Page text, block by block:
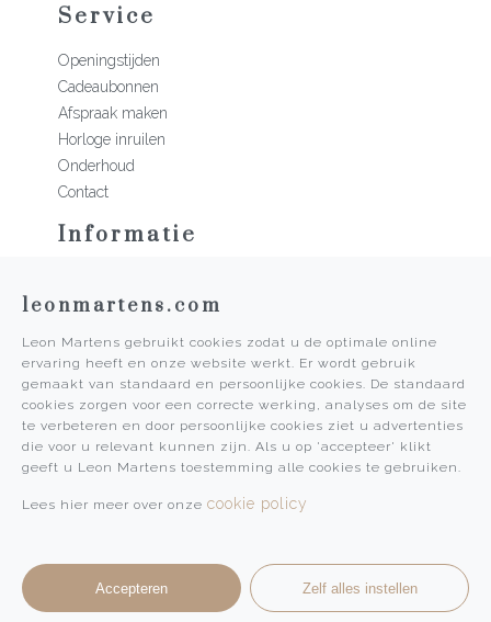
Service
Openingstijden
Cadeaubonnen
Afspraak maken
Horloge inruilen
Onderhoud
Contact
Informatie
Historie
Algemene voorwaarden
Privacy Policy
Pers
Leon Martens
Leon Martens Juwelier
leonmartens.com
Leon Martens gebruikt cookies zodat u de optimale online
ervaring heeft en onze website werkt. Er wordt gebruik
gemaakt van standaard en persoonlijke cookies. De standaard
cookies zorgen voor een correcte werking, analyses om de site
te verbeteren en door persoonlijke cookies ziet u advertenties
die voor u relevant kunnen zijn. Als u op 'accepteer' klikt
geeft u Leon Martens toestemming alle cookies te gebruiken.
Lees hier meer over onze cookie policy
Accepteren Zelf alles instellen